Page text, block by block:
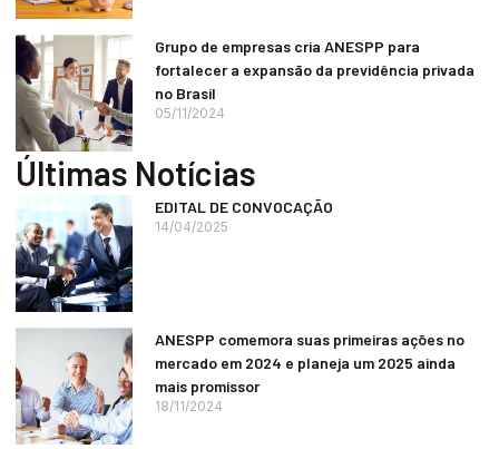
Grupo de empresas cria ANESPP para
fortalecer a expansão da previdência privada
no Brasil
05/11/2024
Últimas Notícias
EDITAL DE CONVOCAÇÃO
14/04/2025
ANESPP comemora suas primeiras ações no
mercado em 2024 e planeja um 2025 ainda
mais promissor
18/11/2024